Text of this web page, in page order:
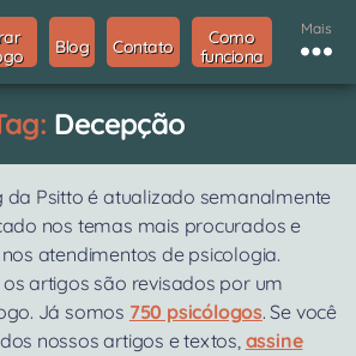
Blog Contato
Como
funciona
Mais
Decepção
da Psitto é atualizado semanalmente
nos temas mais procurados e
atendimentos de psicologia.
artigos são revisados por um
Já somos 750 psicólogos. Se você
nossos artigos e textos, assine